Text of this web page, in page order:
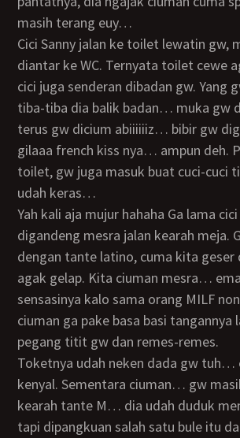
masih terang euy…
Cici Sanny jalan ke toilet lewatin gw, minta tolong
diantar ke WC. Ternyata toilet cewe
cici juga senderan dibadan gw. Yang
tiba-tiba dia balik badan… muka gw
terus gw dicium abiiiiiiz… bibir gw
gilaaa french kiss nya… ampun deh.
toilet, gw juga masuk buat cuci-cuci
udah keras…
yah kali aja mujur hahaha Ga lama cici keluar, gw
digandeng mesra jalan kearah meja.
dengan tante latino, cuma kita
agak gelap. Kita ciuman mesra…
sensasinya kalo sama orang MILF
ciuman ga pake basa basi tangannya
pegang titit gw dan remes-remes.
Toketnya udah neken dada gw tuh… enak kenyal-
kenyal. Sementara ciuman… gw
kearah tante M… dia udah duduk
tapi dipangkuan salah satu bule itu